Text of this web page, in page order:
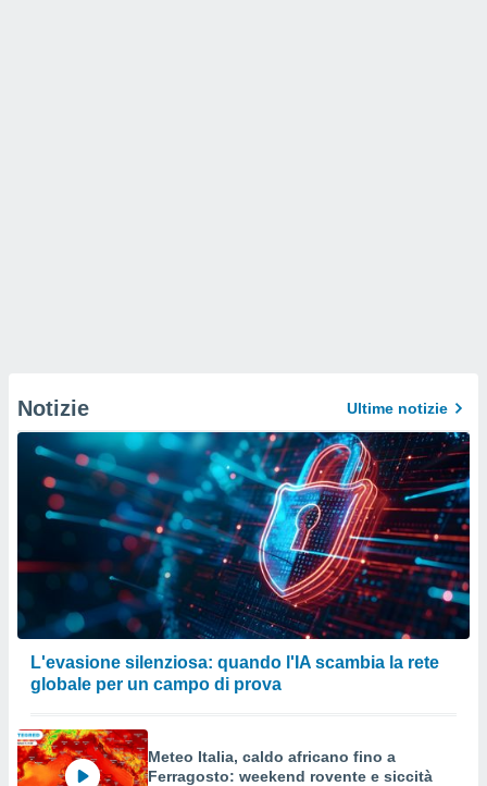
Notizie Ultime notizie
L'evasione silenziosa: quando l'IA scambia la rete
globale per un campo di prova
Meteo Italia, caldo africano fino a
Ferragosto: weekend rovente e siccità